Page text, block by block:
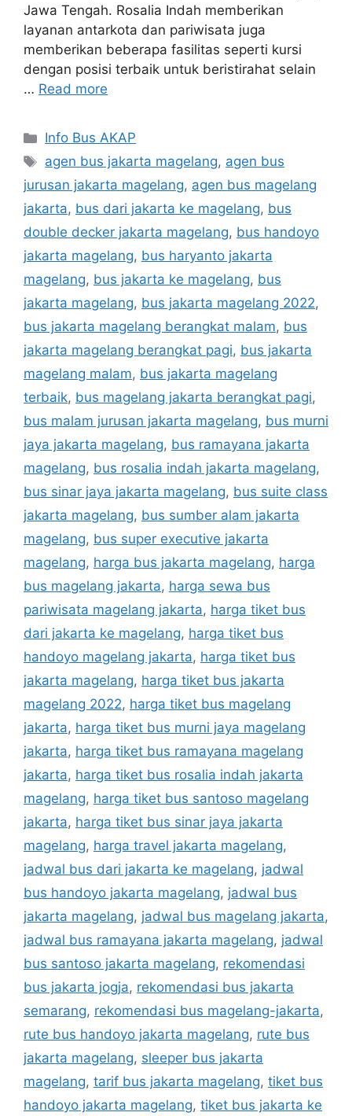
Jawa Tengah. Rosalia Indah memberikan
layanan antarkota dan pariwisata juga
memberikan beberapa fasilitas seperti kursi
dengan posisi terbaik untuk beristirahat selain
… Read more
Categories
Info Bus AKAP
Tags
agen bus jakarta magelang, agen bus
jurusan jakarta magelang, agen bus magelang
jakarta, bus dari jakarta ke magelang, bus
double decker jakarta magelang, bus handoyo
jakarta magelang, bus haryanto jakarta
magelang, bus jakarta ke magelang, bus
jakarta magelang, bus jakarta magelang 2022,
bus jakarta magelang berangkat malam, bus
jakarta magelang berangkat pagi, bus jakarta
magelang malam, bus jakarta magelang
terbaik, bus magelang jakarta berangkat pagi,
bus malam jurusan jakarta magelang, bus murni
jaya jakarta magelang, bus ramayana jakarta
magelang, bus rosalia indah jakarta magelang,
bus sinar jaya jakarta magelang, bus suite class
jakarta magelang, bus sumber alam jakarta
magelang, bus super executive jakarta
magelang, harga bus jakarta magelang, harga
bus magelang jakarta, harga sewa bus
pariwisata magelang jakarta, harga tiket bus
dari jakarta ke magelang, harga tiket bus
handoyo magelang jakarta, harga tiket bus
jakarta magelang, harga tiket bus jakarta
magelang 2022, harga tiket bus magelang
jakarta, harga tiket bus murni jaya magelang
jakarta, harga tiket bus ramayana magelang
jakarta, harga tiket bus rosalia indah jakarta
magelang, harga tiket bus santoso magelang
jakarta, harga tiket bus sinar jaya jakarta
magelang, harga travel jakarta magelang,
jadwal bus dari jakarta ke magelang, jadwal
bus handoyo jakarta magelang, jadwal bus
jakarta magelang, jadwal bus magelang jakarta,
jadwal bus ramayana jakarta magelang, jadwal
bus santoso jakarta magelang, rekomendasi
bus jakarta jogja, rekomendasi bus jakarta
semarang, rekomendasi bus magelang-jakarta,
rute bus handoyo jakarta magelang, rute bus
jakarta magelang, sleeper bus jakarta
magelang, tarif bus jakarta magelang, tiket bus
handoyo jakarta magelang, tiket bus jakarta ke